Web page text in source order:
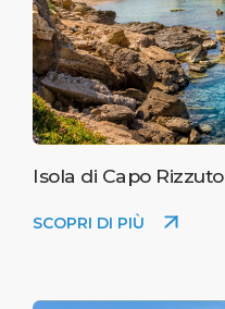
Isola di Capo Rizzuto
SCOPRI DI PIÙ